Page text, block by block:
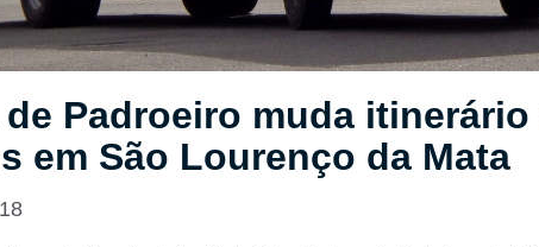
de Padroeiro muda itinerário
em São Lourenço da Mata